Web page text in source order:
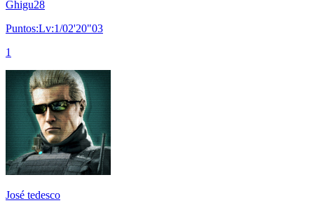
Ghigu28
Puntos:Lv:1/02'20"03
1
José tedesco